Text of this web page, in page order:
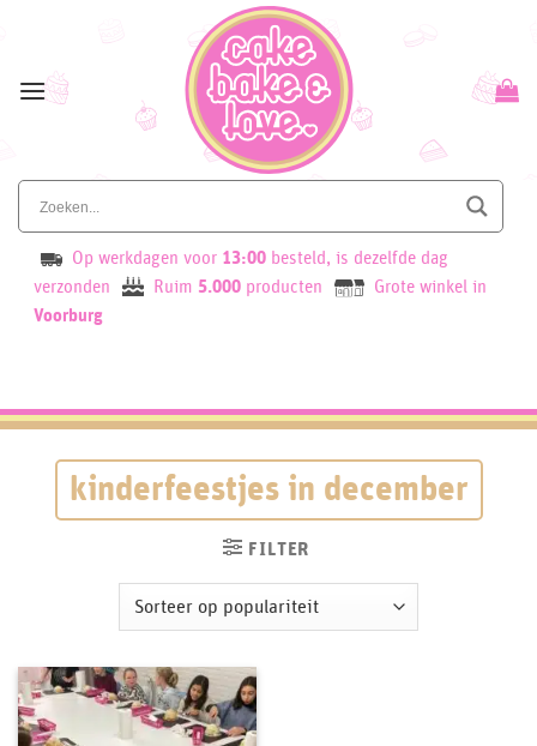
content
Op werkdagen voor 13:00 besteld, is dezelfde dag
verzonden
Ruim 5.000 producten
Grote winkel in
Voorburg
kinderfeestjes in december
FILTER